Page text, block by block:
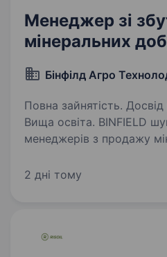
Менеджер зі
мінеральних
Бінфілд Агро
Повна зайнятість.
Вища освіта. BINFIELD шукає регіональних
менеджерів з продажу
добрив європейського
2 дні тому